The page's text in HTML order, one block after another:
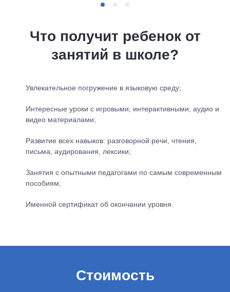
Что получит ребенок от
занятий в школе?
Увлекательное погружение в языковую среду;
Интересные уроки с игровыми, интерактивными, аудио и
видео материалами;
Развитие всех навыков: разговорной речи, чтения,
письма, аудирования, лексики;
Занятия с опытными педагогами по самым современным
пособиям;
Именной сертификат об окончании уровня.
Стоимость